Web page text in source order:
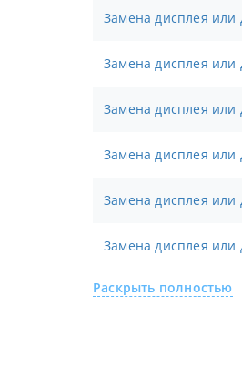
Замена дисплея
Замена дисплея
Замена дисплея
Замена дисплея
Замена дисплея
Замена дисплея
Раскрыть полностью